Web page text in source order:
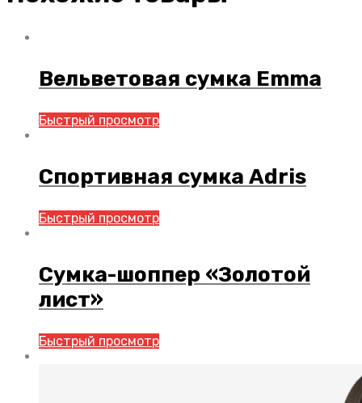
Вельветовая сумка Emma
Быстрый просмотр
Спортивная сумка Adris
Быстрый просмотр
Сумка-шоппер «Золотой
лист»
Быстрый просмотр